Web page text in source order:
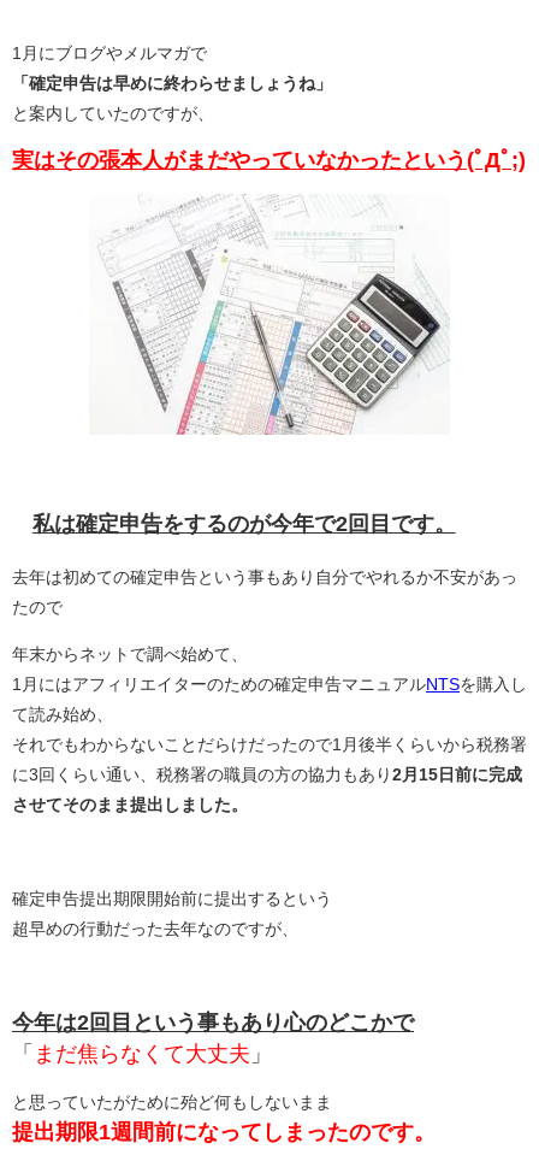
1月にブログやメルマガで
「確定申告は早めに終わらせましょうね」
と案内していたのですが、
実はその張本人がまだやっていなかったという(ﾟДﾟ;)
私は確定申告をするのが今年で2回目です。
去年は初めての確定申告という事もあり自分でやれるか不安があっ
たので
年末からネットで調べ始めて、
1月にはアフィリエイターのための確定申告マニュアルNTSを購入し
て読み始め、
それでもわからないことだらけだったので1月後半くらいから税務署
に3回くらい通い、税務署の職員の方の協力もあり 2月15日前に完成
させてそのまま提出しました。
確定申告提出期限開始前に提出するという
超早めの行動だった去年なのですが、
今年は2回目という事もあり心のどこかで
「 まだ焦らなくて大丈夫 」
と思っていたがために殆ど何もしないまま
提出期限1週間前になってしまったのです。